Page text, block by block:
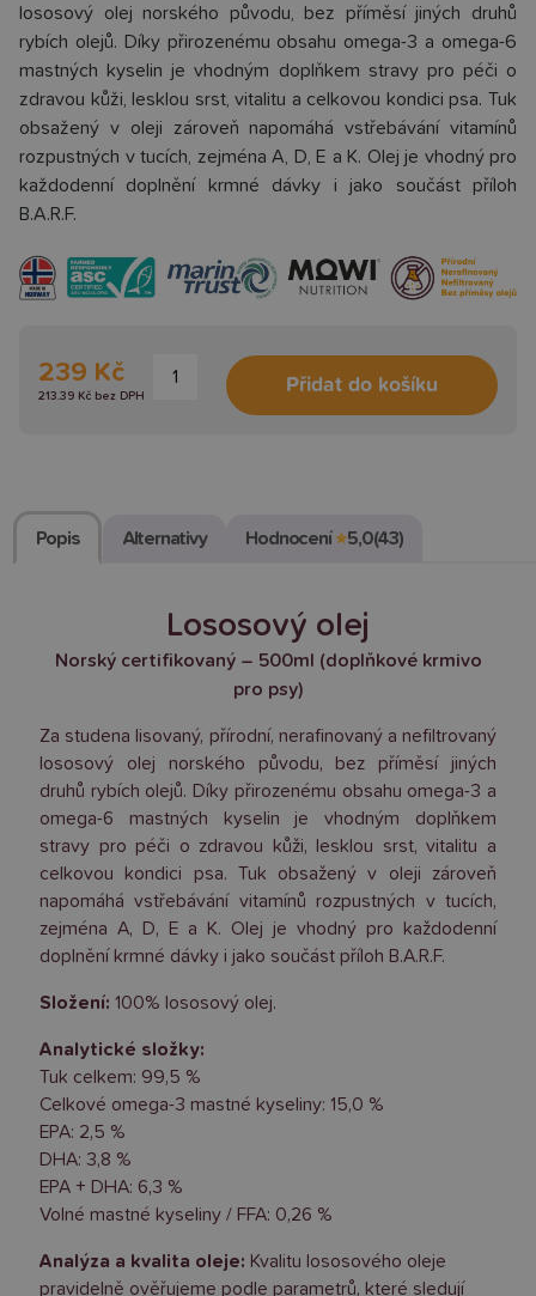
základě
hodnocení
zákazníků
lososový olej norského původu, bez příměsí jiných druhů
rybích olejů. Díky přirozenému obsahu omega-3 a omega-6
mastných kyselin je vhodným doplňkem stravy pro péči o
zdravou kůži, lesklou srst, vitalitu a celkovou kondici psa. Tuk
obsažený v oleji zároveň napomáhá vstřebávání vitamínů
rozpustných v tucích, zejména A, D, E a K. Olej je vhodný pro
každodenní doplnění krmné dávky i jako součást příloh
B.A.R.F.
239 Kč
213.39 Kč bez DPH
Lososový
Přidat do košíku
Popis Alternativy Hodnocení ★5,0(43)
Lososový olej
Norský certifikovaný – 500ml (doplňkové krmivo
pro psy)
Za studena lisovaný, přírodní, nerafinovaný a nefiltrovaný
lososový olej norského původu, bez příměsí jiných
druhů rybích olejů. Díky přirozenému obsahu omega-3 a
omega-6 mastných kyselin je vhodným doplňkem
stravy pro péči o zdravou kůži, lesklou srst, vitalitu a
celkovou kondici psa. Tuk obsažený v oleji zároveň
napomáhá vstřebávání vitamínů rozpustných v tucích,
zejména A, D, E a K. Olej je vhodný pro každodenní
doplnění krmné dávky i jako součást příloh B.A.R.F.
Složení: 100% lososový olej.
Analytické složky:
Tuk celkem: 99,5 %
Celkové omega-3 mastné kyseliny: 15,0 %
EPA: 2,5 %
DHA: 3,8 %
EPA + DHA: 6,3 %
Volné mastné kyseliny / FFA: 0,26 %
Analýza a kvalita oleje: Kvalitu lososového oleje
pravidelně ověřujeme podle parametrů, které sledují